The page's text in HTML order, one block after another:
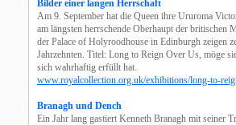
Bilder einer langen Herrschaft
Am 9. September hat die Queen ihre Ururoma
am längsten herrschende Oberhaupt der
der Palace of Holyroodhouse in Edinburgh zeigen
Jahrzehnten. Titel: Long to Reign Over Us, möge
sich wahrhaftig erfüllt hat.
www.royalcollection.org.uk/exhibitions/long-to-
Branagh und Dench
Ein Jahr lang gastiert Kenneth Branagh mit seiner